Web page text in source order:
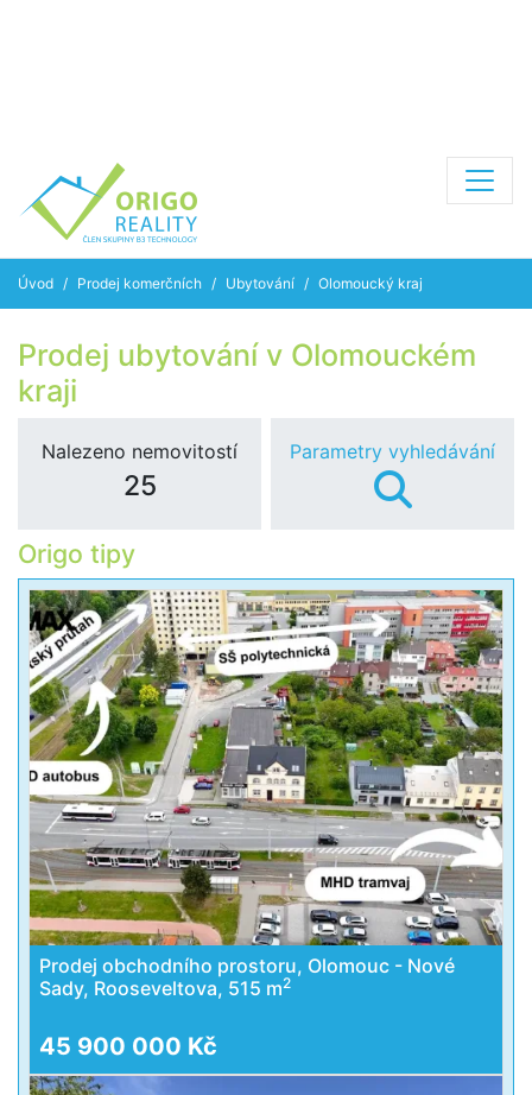
Úvod Prodej komerčních Ubytování Olomoucký kraj
Prodej ubytování v Olomouckém
kraji
Nalezeno nemovitostí
25
Parametry vyhledávání
Origo tipy
Prodej obchodního prostoru, Olomouc - Nové
Sady, Rooseveltova, 515 m2
45 900 000 Kč